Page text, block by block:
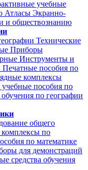
учебные
Атласы Экранно-
и обществознанию
Технические
Приборы
Инструменты и
Печатные пособия по
комплексы
пособия по
по географии
общего
по
по математике
для демонстраций
средства обучения